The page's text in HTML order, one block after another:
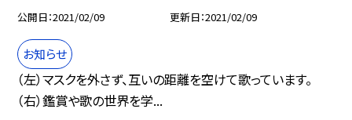
公開日 2021/02/09 更新日 2021/02/09
お知らせ
（左）マスクを外さず、互いの距離を空けて歌っています。
（右）鑑賞や歌の世界を学...